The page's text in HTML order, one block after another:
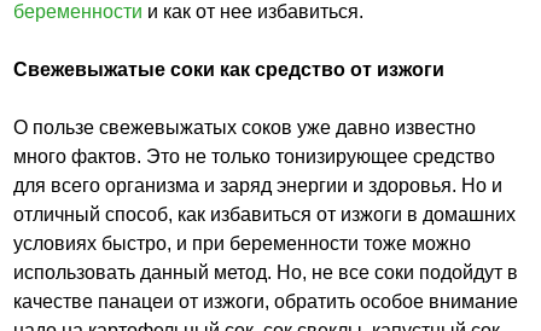
беременности и как от нее избавиться.
Свежевыжатые соки как средство от изжоги
О пользе свежевыжатых соков уже давно известно
много фактов. Это не только тонизирующее средство
для всего организма и заряд энергии и здоровья. Но и
отличный способ, как избавиться от изжоги в домашних
условиях быстро, и при беременности тоже можно
использовать данный метод. Но, не все соки подойдут в
качестве панацеи от изжоги, обратить особое внимание